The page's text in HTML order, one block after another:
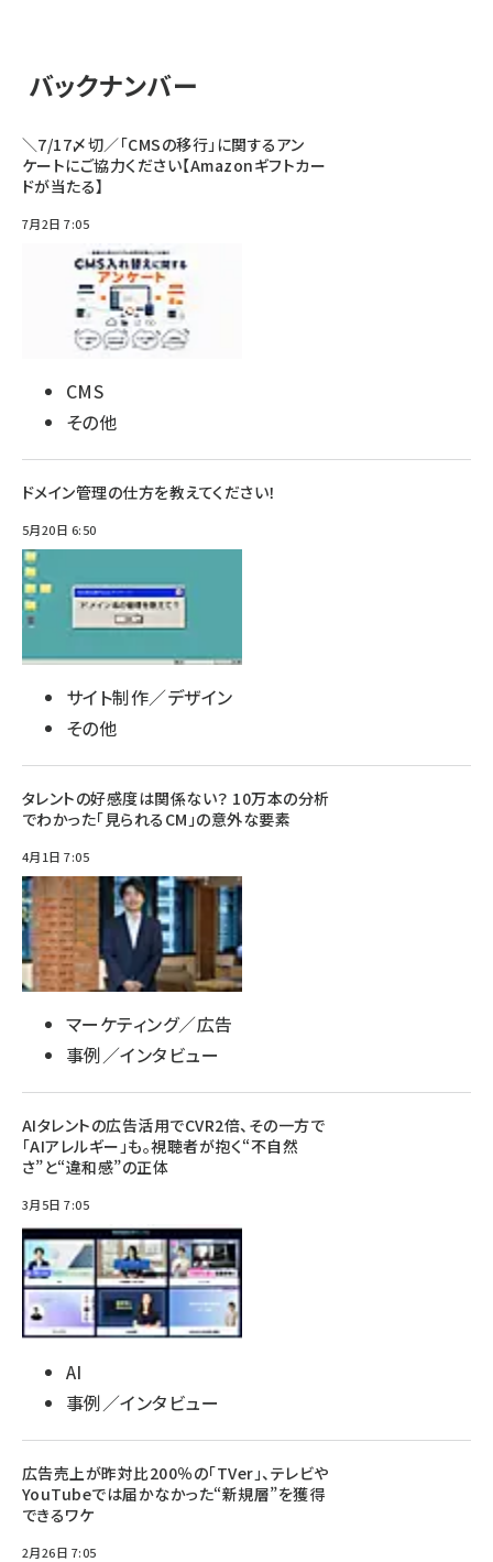
バックナンバー
＼7/17〆切／「CMSの移行」に関するアン
ケートにご協力ください【Amazonギフトカー
ドが当たる】
7月2日 7:05
CMS
その他
ドメイン管理の仕方を教えてください！
5月20日 6:50
サイト制作／デザイン
その他
タレントの好感度は関係ない？ 10万本の分析
でわかった「見られるCM」の意外な要素
4月1日 7:05
マーケティング／広告
事例／インタビュー
AIタレントの広告活用でCVR2倍、その一方で
「AIアレルギー」も。視聴者が抱く“不自然
さ”と“違和感”の正体
3月5日 7:05
AI
事例／インタビュー
広告売上が昨対比200％の「TVer」、テレビや
YouTubeでは届かなかった“新規層”を獲得
できるワケ
2月26日 7:05